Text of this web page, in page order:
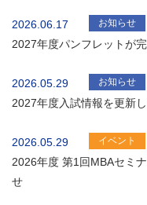
2026.06.17 お知らせ
2027年度パンフレットが
2026.05.29 お知らせ
2027年度入試情報を更新
2026.05.29 イベント
2026年度 第1回MBAセミ
せ